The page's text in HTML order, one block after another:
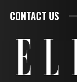
CONTACT US